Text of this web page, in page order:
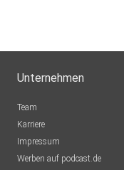
Unternehmen
Team
Karriere
Impressum
Werben auf podcast.de